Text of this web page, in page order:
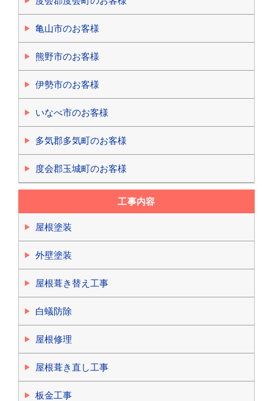
亀山市のお客様
熊野市のお客様
伊勢市のお客様
いなべ市のお客様
多気郡多気町のお客様
度会郡玉城町のお客様
工事内容
屋根塗装
外壁塗装
屋根葺き替え工事
白蟻防除
屋根修理
屋根葺き直し工事
板金工事